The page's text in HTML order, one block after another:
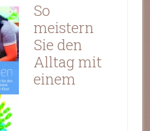
So
meistern
Sie den
Alltag mit
einem